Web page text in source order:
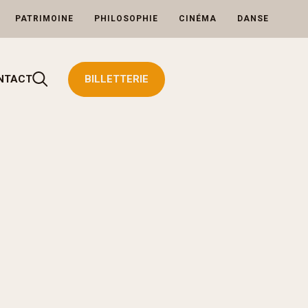
PATRIMOINE PHILOSOPHIE CINÉMA DANSE
Rechercher BILLETTERIE